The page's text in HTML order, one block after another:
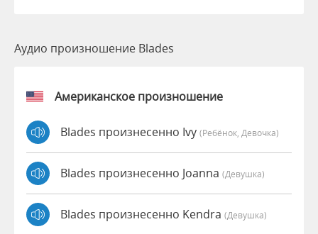
Аудио произношение Blades
Американское произношение
Blades произнесенно Ivy (Ребёнок, Девочка)
Blades произнесенно Joanna (девушка)
Blades произнесенно Kendra (девушка)